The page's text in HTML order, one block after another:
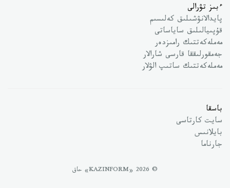
ءبىز تۋرالى
پايدالانۋشىلىق كەلىسىم
قۇپىيالىلىق ساياساتى
مەملەكەتتىك رامىزدەر
جەمقورلىققا قارسى شارالار
مەملەكەتتىك ساتىپ الۋلار
باسقا
سايت كارتاسى
بايلانىس
جارناما
© 2026 «KAZINFORM» حاق